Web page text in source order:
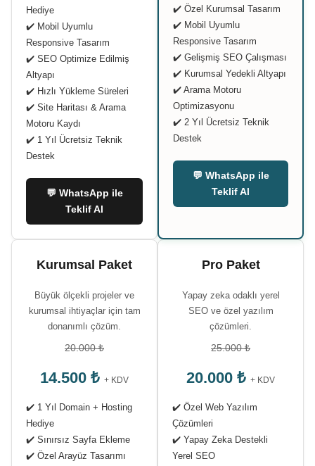
Hediye
✔️ Mobil Uyumlu
Responsive Tasarım
✔️ SEO Optimize Edilmiş
Altyapı
✔️ Hızlı Yükleme Süreleri
✔️ Site Haritası & Arama
Motoru Kaydı
✔️ 1 Yıl Ücretsiz Teknik
Destek
💬 WhatsApp ile
Teklif Al
✔️ Özel Kurumsal Tasarım
✔️ Mobil Uyumlu
Responsive Tasarım
✔️ Gelişmiş SEO Çalışması
✔️ Kurumsal Yedekli Altyapı
✔️ Arama Motoru
Optimizasyonu
✔️ 2 Yıl Ücretsiz Teknik
Destek
💬 WhatsApp ile
Teklif Al
Kurumsal Paket
Büyük ölçekli projeler ve
kurumsal ihtiyaçlar için tam
donanımlı çözüm.
20.000 ₺
14.500 ₺ + KDV
✔️ 1 Yıl Domain + Hosting
Hediye
✔️ Sınırsız Sayfa Ekleme
✔️ Özel Arayüz Tasarımı
Pro Paket
Yapay zeka odaklı yerel
SEO ve özel yazılım
çözümleri.
25.000 ₺
20.000 ₺ + KDV
✔️ Özel Web Yazılım
Çözümleri
✔️ Yapay Zeka Destekli
Yerel SEO